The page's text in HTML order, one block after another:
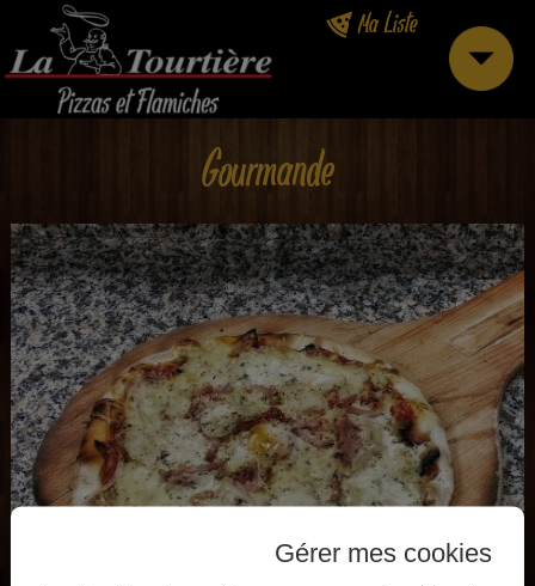
Ma Liste
Gourmande
Gérer mes cookies